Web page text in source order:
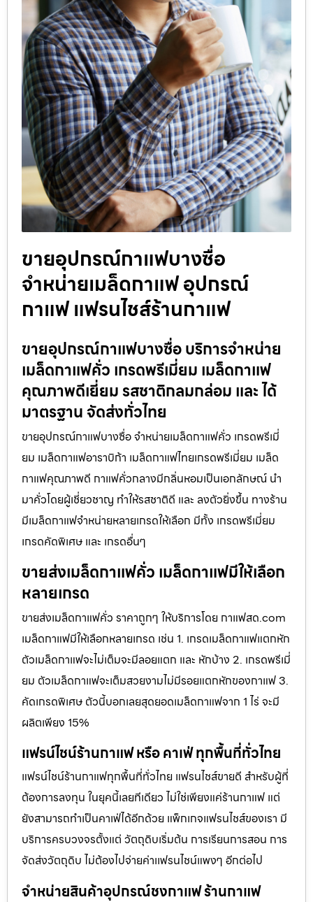
ขายอุปกรณ์กาแฟบางซื่อ
จำหน่ายเมล็ดกาแฟ อุปกรณ์
กาแฟ แฟรนไชส์ร้านกาแฟ
ขายอุปกรณ์กาแฟบางซื่อ บริการจำหน่าย
เมล็ดกาแฟคั่ว เกรดพรีเมี่ยม เมล็ดกาแฟ
คุณภาพดีเยี่ยม รสชาติกลมกล่อม และ ได้
มาตรฐาน จัดส่งทั่วไทย
ขายอุปกรณ์กาแฟบางซื่อ จำหน่ายเมล็ดกาแฟคั่ว เกรดพรีเมี่
ยม เมล็ดกาแฟอาราบิก้า เมล็ดกาแฟไทยเกรดพรีเมี่ยม เมล็ด
กาแฟคุณภาพดี กาแฟคั่วกลางมีกลิ่นหอมเป็นเอกลักษณ์ นำ
มาคั่วโดยผู้เชี่ยวชาญ ทำให้รสชาติดี และ ลงตัวยิ่งขึ้น ทางร้าน
มีเมล็ดกาแฟจำหน่ายหลายเกรดให้เลือก มีทั้ง เกรดพรีเมี่ยม
เกรดคัดพิเศษ และ เกรดอื่นๆ
ขายส่งเมล็ดกาแฟคั่ว เมล็ดกาแฟมีให้เลือก
หลายเกรด
ขายส่งเมล็ดกาแฟคั่ว ราคาถูกๆ ให้บริการโดย กาแฟสด.com
เมล็ดกาแฟมีให้เลือกหลายเกรด เช่น 1. เกรดเมล็ดกาแฟแตกหัก
ตัวเมล็ดกาแฟจะไม่เต็มจะมีลอยแตก และ หักบ้าง 2. เกรดพรีเมี่
ยม ตัวเมล็ดกาแฟจะเต็มสวยงามไม่มีรอยแตกหักของกาแฟ 3.
คัดเกรดพิเศษ ตัวนี้บอกเลยสุดยอดเมล็ดกาแฟจาก 1 ไร่ จะมี
ผลิตเพียง 15%
แฟรน์ไชน์ร้านกาแฟ หรือ คาเฟ่ ทุกพื้นที่ทั่วไทย
แฟรน์ไชน์ร้านกาแฟทุกพื้นที่ทั่วไทย แฟรนไชส์ขายดี สำหรับผู้ที่
ต้องการลงทุน ในยุคนี้เลยทีเดียว ไม่ใช่เพียงแค่ร้านกาแฟ แต่
ยังสามารถทำเป็นคาเฟ่ได้อีกด้วย แพ็กเกจแฟรนไชส์ของเรา มี
บริการครบวงจรตั้งแต่ วัตถุดิบเริ่มต้น การเรียนการสอน การ
จัดส่งวัตถุดิบ ไม่ต้องไปจ่ายค่าเเฟรนไชน์แพงๆ อีกต่อไป
จำหน่ายสินค้าอุปกรณ์ชงกาแฟ ร้านกาแฟ